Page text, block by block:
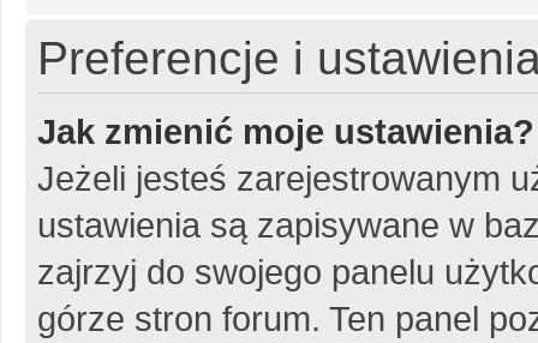
Preferencje i
Jak zmienić moje ustawienia?
Jeżeli jesteś zarejestrowanym
ustawienia są zapisywane w
zajrzyj do swojego panelu
górze stron forum. Ten panel